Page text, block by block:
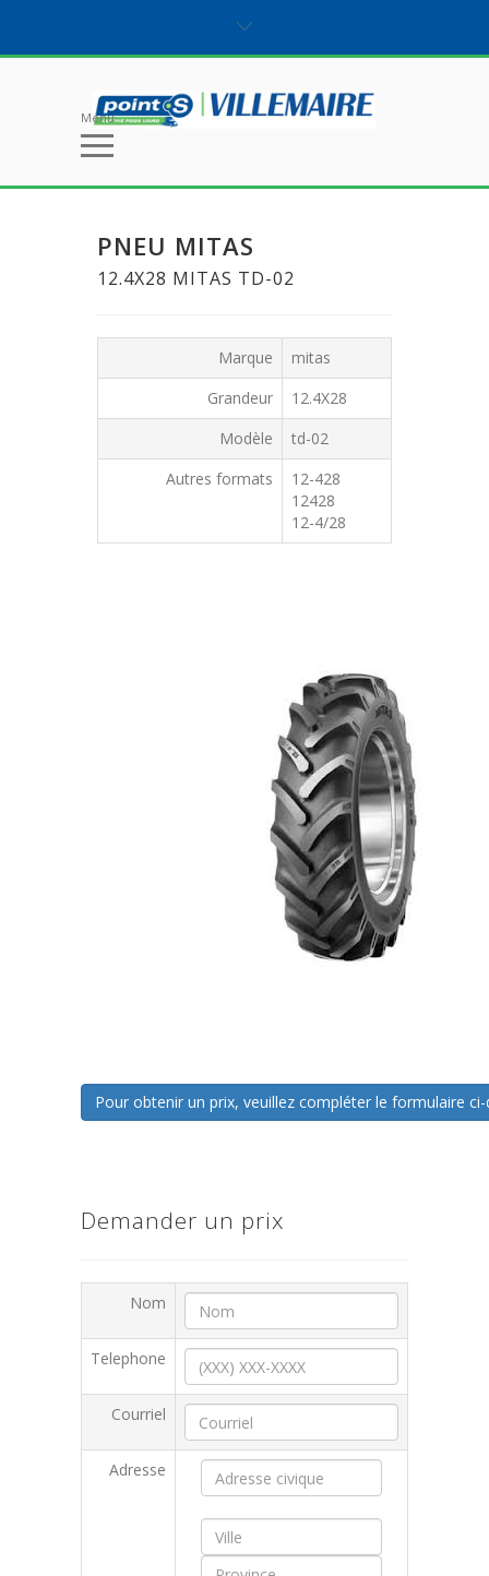
Menu
PNEU MITAS
12.4X28 MITAS TD-02
Marque
mitas
Grandeur
12.4X28
Modèle
td-02
Autres formats
12-428
12428
12-4/28
Pour obtenir un prix, veuillez compléter le formulaire
Demander un prix
Nom
Telephone
Courriel
Adresse